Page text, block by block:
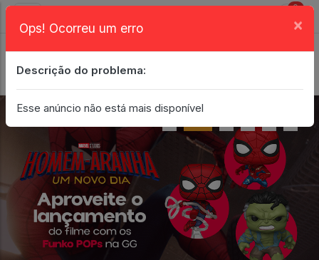
0
Ops! Ocorreu um erro ×
Descrição do problema:
Esse anúncio não está mais disponível